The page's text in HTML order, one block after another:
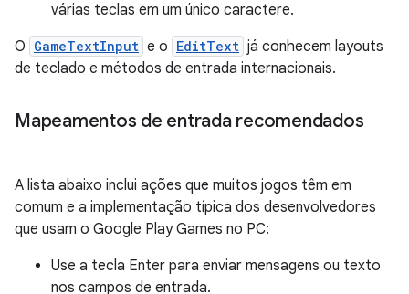
várias teclas em um único caractere.
O GameTextInput e o EditText já conhecem layouts
de teclado e métodos de entrada internacionais.
Mapeamentos de entrada recomendados
A lista abaixo inclui ações que muitos jogos têm em
comum e a implementação típica dos desenvolvedores
que usam o Google Play Games no PC:
Use a tecla Enter para enviar mensagens ou texto
nos campos de entrada.